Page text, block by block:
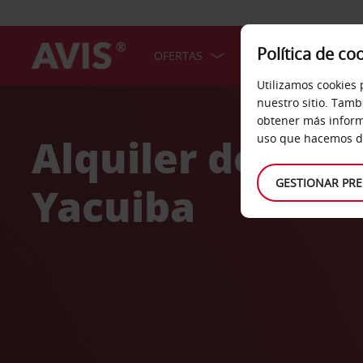
OFERTAS COCHES
Alquiler de
Yacuiba
Política de
Utilizamos
nuestro sitio.
obtener más
uso que hacemos
GESTIONAR